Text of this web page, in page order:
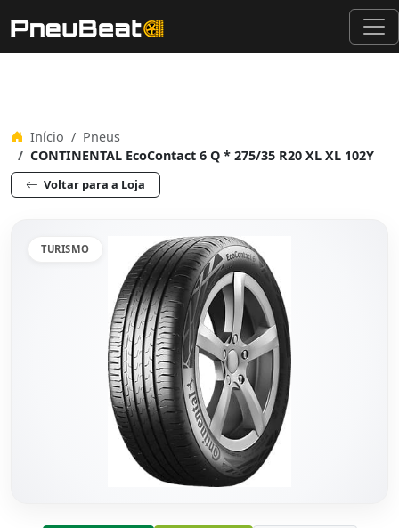
Início
Pneus
CONTINENTAL EcoContact 6 Q * 275/35 R20 XL XL 102Y
Voltar para a Loja
TURISMO